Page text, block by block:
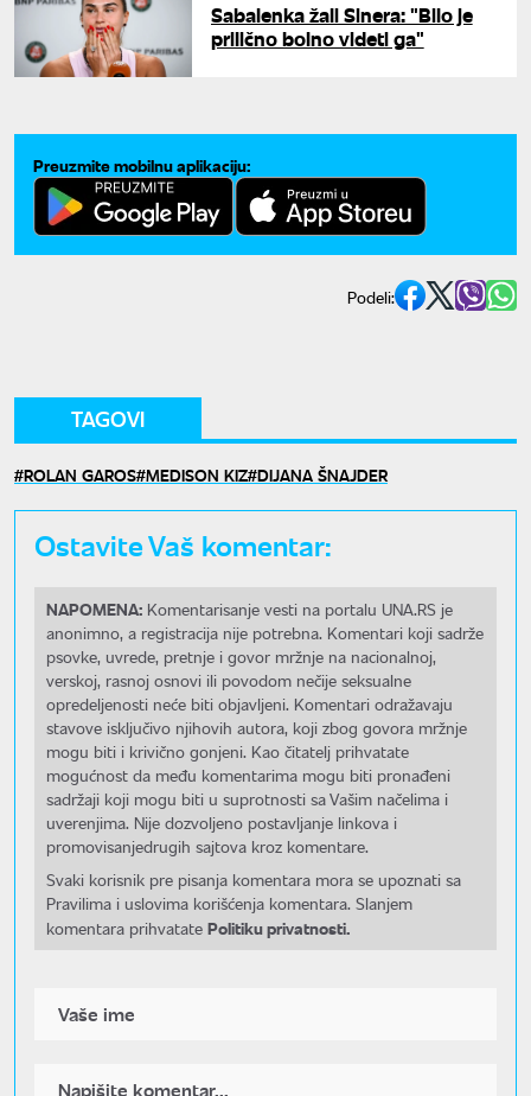
Sabalenka žali Sinera: "Bilo je
prilično bolno videti ga"
Preuzmite mobilnu aplikaciju:
Podeli:
TAGOVI
ROLAN GAROS MEDISON KIZ DIJANA ŠNAJDER
Ostavite Vaš komentar:
NAPOMENA: Komentarisanje vesti na portalu UNA.RS je
anonimno, a registracija nije potrebna. Komentari koji sadrže
psovke, uvrede, pretnje i govor mržnje na nacionalnoj,
verskoj, rasnoj osnovi ili povodom nečije seksualne
opredeljenosti neće biti objavljeni. Komentari odražavaju
stavove isključivo njihovih autora, koji zbog govora mržnje
mogu biti i krivično gonjeni. Kao čitatelj prihvatate
mogućnost da među komentarima mogu biti pronađeni
sadržaji koji mogu biti u suprotnosti sa Vašim načelima i
uverenjima. Nije dozvoljeno postavljanje linkova i
promovisanjedrugih sajtova kroz komentare.
Svaki korisnik pre pisanja komentara mora se upoznati sa
Pravilima i uslovima korišćenja komentara. Slanjem
komentara prihvatate Politiku privatnosti.